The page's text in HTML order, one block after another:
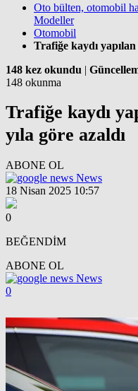
Oto bülten, otomobil
Modeller
Otomobil
Trafiğe kaydı yapılan
148 kez okundu |
148 okunma
Trafiğe kaydı
yıla göre azaldı
ABONE OL
News
18 Nisan 2025 10:57
0
BEĞENDİM
ABONE OL
News
0